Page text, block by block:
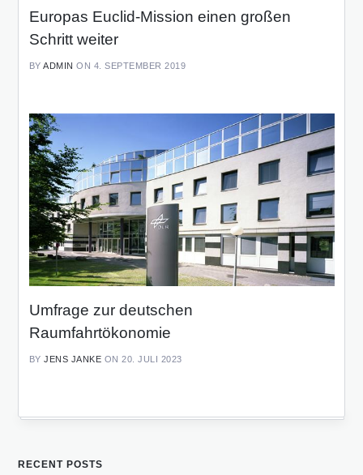
Europas Euclid-Mission einen großen
Schritt weiter
BY ADMIN ON 4. SEPTEMBER 2019
Umfrage zur deutschen
Raumfahrtökonomie
BY JENS JANKE ON 20. JULI 2023
RECENT POSTS